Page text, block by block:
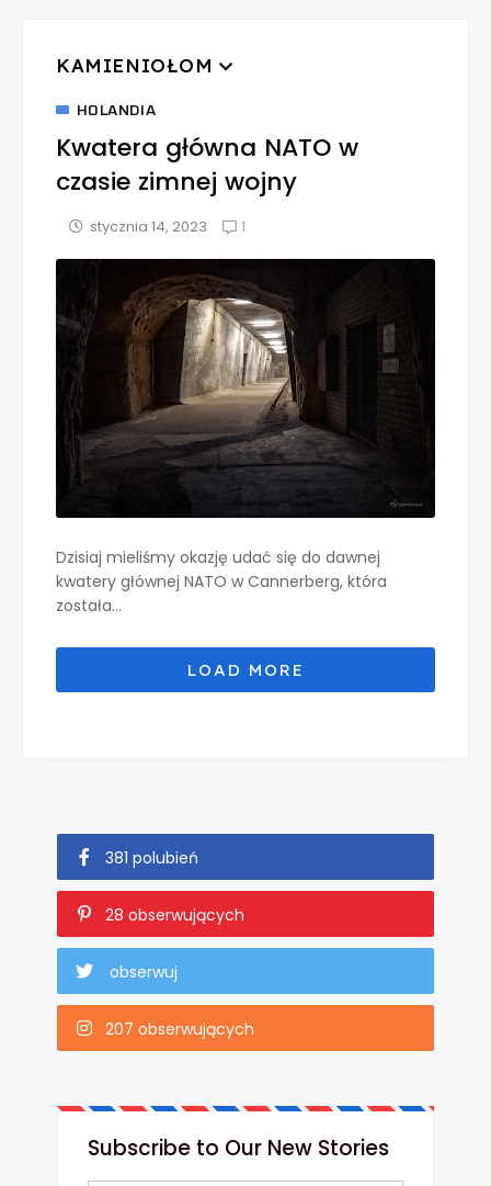
KAMIENIOŁOM
HOLANDIA
Kwatera główna NATO w
czasie zimnej wojny
stycznia 14, 2023 1
Dzisiaj mieliśmy okazję udać się do dawnej
kwatery głównej NATO w Cannerberg, która
została...
381 polubień
28 obserwujących
obserwuj
207 obserwujących